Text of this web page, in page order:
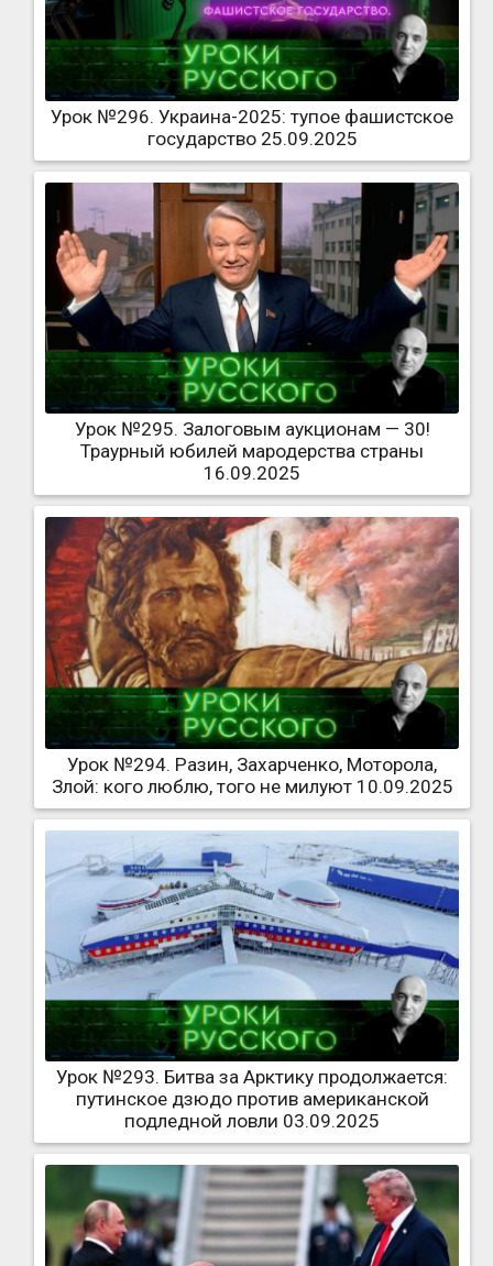
Урок №296. Украина-2025: тупое фашистское
государство 25.09.2025
Урок №295. Залоговым аукционам — 30!
Траурный юбилей мародерства страны
16.09.2025
Урок №294. Разин, Захарченко, Моторола,
Злой: кого люблю, того не милуют 10.09.2025
Урок №293. Битва за Арктику продолжается:
путинское дзюдо против американской
подледной ловли 03.09.2025